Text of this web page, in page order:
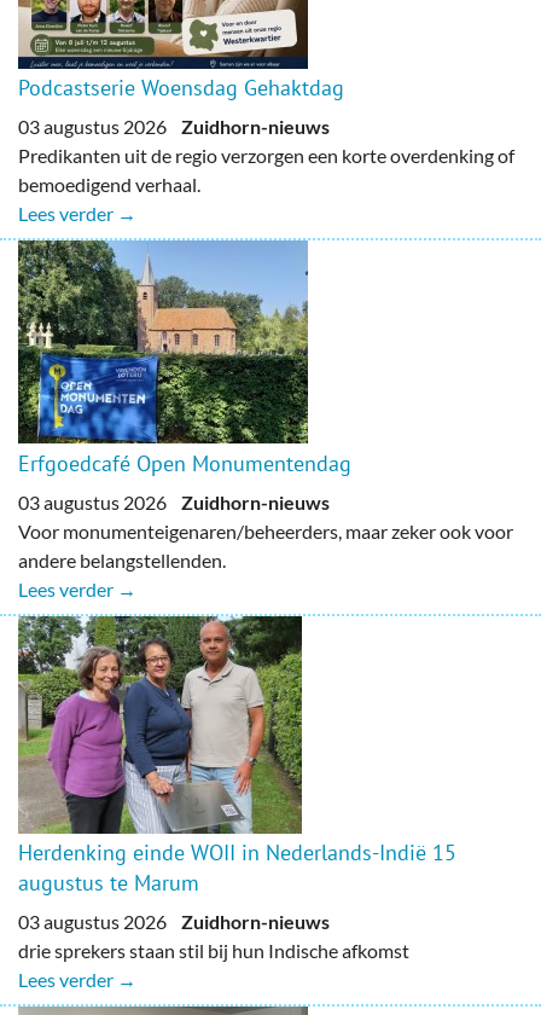
Podcastserie Woensdag Gehaktdag
03 augustus 2026 Zuidhorn-nieuws
Predikanten uit de regio verzorgen een korte overdenking of
bemoedigend verhaal.
Lees verder →
Erfgoedcafé Open Monumentendag
03 augustus 2026 Zuidhorn-nieuws
Voor monumenteigenaren/beheerders, maar zeker ook voor
andere belangstellenden.
Lees verder →
Herdenking einde WOII in Nederlands-Indië 15
augustus te Marum
03 augustus 2026 Zuidhorn-nieuws
drie sprekers staan stil bij hun Indische afkomst
Lees verder →